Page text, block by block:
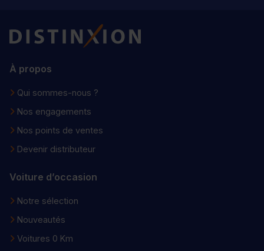
Distinxion
À propos
Qui sommes-nous ?
Nos engagements
Nos points de ventes
Devenir distributeur
Voiture d’occasion
Notre sélection
Nouveautés
Voitures 0 Km